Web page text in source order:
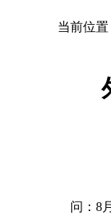
当前位置
问：8